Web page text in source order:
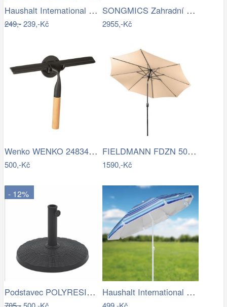
Haushalt International Slunečník duhový…
249,-239,-Kč
SONGMICS Zahradní slunečník Lyre šedý
2955,-Kč
Wenko WENKO 24834100 - Stěrka BAMBUSa…
500,-Kč
FIELDMANN FDZN 5006 Slunečník krémový 3…
1590,-Kč
- 12%
Podstavec POLYRESIN 10kg ROJAPLAST Haushalt International Slunečník, 200 cm